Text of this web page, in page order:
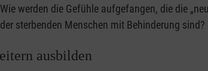
werden die Gefühle aufgefangen, die die
sterbenden Menschen mit Behinderung sind?
ausbilden